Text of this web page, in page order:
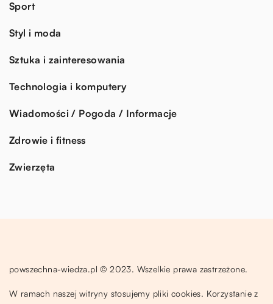
Sport
Styl i moda
Sztuka i zainteresowania
Technologia i komputery
Wiadomości / Pogoda / Informacje
Zdrowie i fitness
Zwierzęta
powszechna-wiedza.pl © 2023. Wszelkie prawa zastrzeżone.
W ramach naszej witryny stosujemy pliki cookies. Korzystanie z